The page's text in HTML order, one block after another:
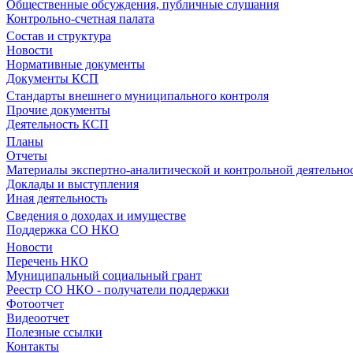
Общественные обсуждения, публичные слушания
Контрольно-счетная палата
Состав и структура
Новости
Нормативные документы
Документы КСП
Стандарты внешнего муниципального контроля
Прочие документы
Деятельность КСП
Планы
Отчеты
Материалы экспертно-аналитической и контрольной
Доклады и выступления
Иная деятельность
Сведения о доходах и имуществе
Поддержка СО НКО
Новости
Перечень НКО
Муниципальный социальный грант
Реестр СО НКО - получатели поддержки
Фотоотчет
Видеоотчет
Полезные ссылки
Контакты